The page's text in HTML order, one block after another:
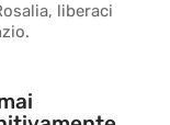
liberaci